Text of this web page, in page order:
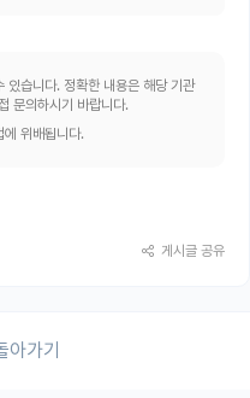
있습니다. 정확한 내용은 해당 기관
문의하시기 바랍니다.
위배됩니다.
게시글 공유
아가기